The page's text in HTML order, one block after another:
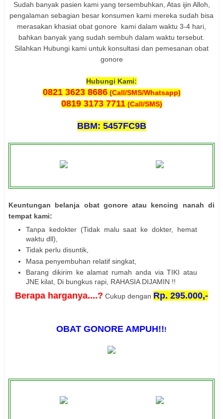
Sudah banyak pasien kami yang tersembuhkan, Atas ijin Alloh,
pengalaman sebagian besar konsumen kami mereka sudah bisa
merasakan khasiat obat gonore kami dalam waktu 3-4 hari,
bahkan banyak yang sudah sembuh dalam waktu tersebut.
Silahkan Hubungi kami untuk konsultasi dan pemesanan obat
gonore
Hubungi Kami:
0821 3623 8686(Call/SMS/Whatsapp)
0819 3173 7711(Call/SMS)
BBM: 5457FC9B
Keuntungan belanja obat gonore atau kencing nanah di
tempat kami:
Tanpa kedokter (Tidak malu saat ke dokter, hemat
waktu dll),
Tidak perlu disuntik,
Masa penyembuhan relatif singkat,
Barang dikirim ke alamat rumah anda via TIKI atau
JNE kilat, Di bungkus rapi, RAHASIA DIJAMIN !!
Berapa harganya....? Cukup dengan Rp. 295.000,-
OBAT GONORE AMPUH!!!